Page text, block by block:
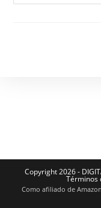
Copyright 2026 -
Términos
Como afiliado de